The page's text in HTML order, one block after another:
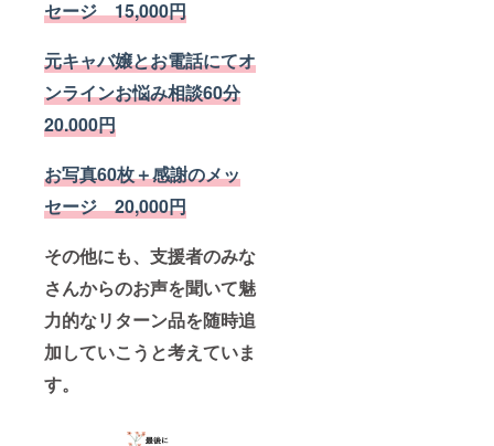
セージ 15,000円
元キャバ嬢とお電話にてオ
ンラインお悩み相談60分
20.000円
お写真60枚＋感謝のメッ
セージ 20,000円
その他にも、支援者のみな
さんからのお声を聞いて魅
力的なリターン品を随時追
加していこうと考えていま
す。